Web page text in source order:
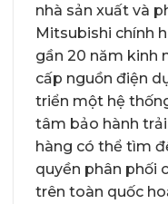
nhà sản xuất và
Mitsubishi chính
gần 20 năm kinh
cấp nguồn điện
triển một hệ
tâm bảo hành
hàng có thể tìm
quyền phân phối
trên toàn quốc